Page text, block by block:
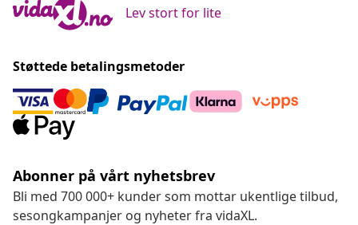
Lev stort for lite
Støttede betalingsmetoder
Abonner på vårt nyhetsbrev
Bli med 700 000+ kunder som mottar ukentlige tilbud,
sesongkampanjer og nyheter fra vidaXL.